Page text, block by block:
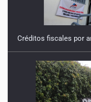
Créditos fiscales por